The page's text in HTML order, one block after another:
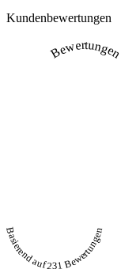
Kundenbewertungen
Bewertungen
Basierend auf 231 Bewertungen